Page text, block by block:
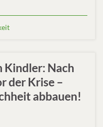
Kindler: Nach
der Krise –
abbauen!